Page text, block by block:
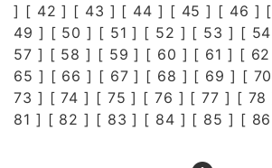
] [ 42 ] [ 43 ] [ 44 ] [ 45 ] [ 46 ] [
49 ] [ 50 ] [ 51 ] [ 52 ] [ 53 ] [ 54
57 ] [ 58 ] [ 59 ] [ 60 ] [ 61 ] [ 62
65 ] [ 66 ] [ 67 ] [ 68 ] [ 69 ] [ 70
73 ] [74 ] [ 75 ] [ 76 ] [77 ] [ 78
81 ] [ 82 ] [ 83 ] [ 84 ] [ 85 ] [ 86